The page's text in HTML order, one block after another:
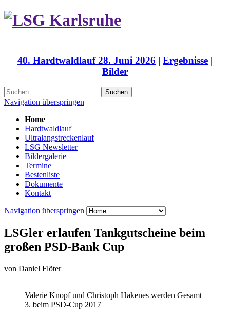
40. Hardtwaldlauf 28. Juni 2026 | Ergebnisse |
Bilder
Suchen
Navigation überspringen
Home
Hardtwaldlauf
Ultralangstreckenlauf
LSG Newsletter
Bildergalerie
Termine
Bestenliste
Dokumente
Kontakt
Navigation überspringen
LSGler erlaufen Tankgutscheine beim
großen PSD-Bank Cup
von Daniel Flöter
Valerie Knopf und Christoph Hakenes werden Gesamt
3. beim PSD-Cup 2017